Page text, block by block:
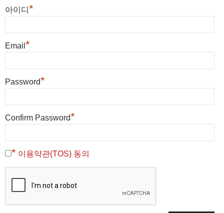
아이디 *
Email *
Password*
Confirm Password*
* 이용약관(TOS) 동의